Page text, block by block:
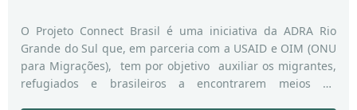
O Projeto Connect Brasil é uma iniciativa da ADRA Rio
Grande do Sul que, em parceria com a USAID e OIM (ONU
para Migrações), tem por objetivo auxiliar os migrantes,
refugiados e brasileiros a encontrarem meios de